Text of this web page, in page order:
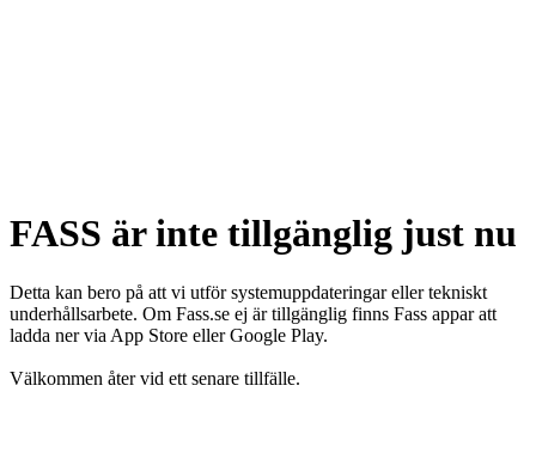
FASS är inte tillgänglig just nu
Detta kan bero på att vi utför systemuppdateringar eller tekniskt
underhållsarbete. Om Fass.se ej är tillgänglig finns Fass appar att
ladda ner via App Store eller Google Play.
Välkommen åter vid ett senare tillfälle.